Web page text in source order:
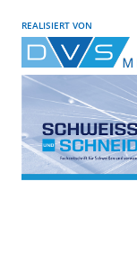
REALISIERT VON